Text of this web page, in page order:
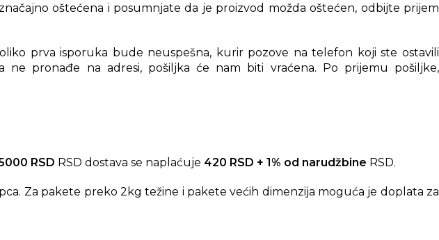
oštećena i posumnjate da je proizvod možda oštećen, odbijte prijem
prva isporuka bude neuspešna, kurir pozove na telefon koji ste ostavili
pronađe na adresi, pošiljka će nam biti vraćena. Po prijemu pošiljke,
RSD RSD dostava se naplaćuje 420 RSD + 1% od narudžbine RSD.
Za pakete preko 2kg težine i pakete većih dimenzija moguća je doplata za